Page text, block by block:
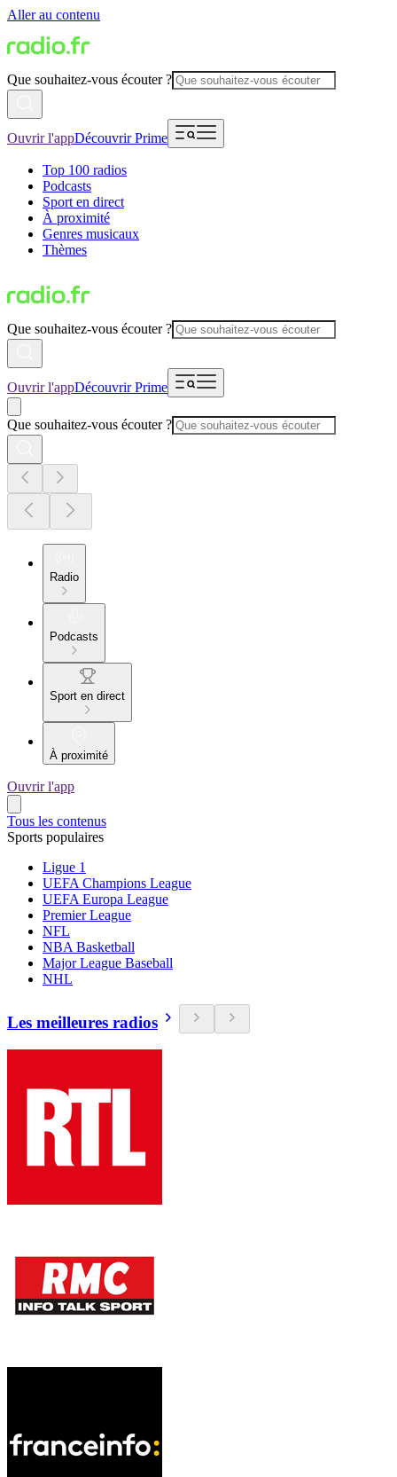
Aller au contenu
Que souhaitez-vous écouter ?
Ouvrir l'appDécouvrir Prime
Top 100 radios
Podcasts
Sport en direct
À proximité
Genres musicaux
Thèmes
Que souhaitez-vous écouter ?
Ouvrir l'appDécouvrir Prime
Que souhaitez-vous écouter ?
Radio
Podcasts
Sport en direct
À proximité
Ouvrir l'app
Tous les contenus
Sports populaires
Ligue 1
UEFA Champions League
UEFA Europa League
Premier League
NFL
NBA Basketball
Major League Baseball
NHL
Les meilleures radios